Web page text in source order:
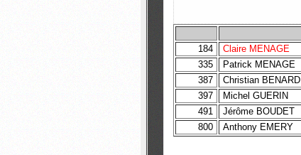
184
Claire MENAGE
335
Patrick MENAGE
387 Christian BENARD
397 Michel GUERIN
491 Jérôme BOUDET
800
Anthony EMERY